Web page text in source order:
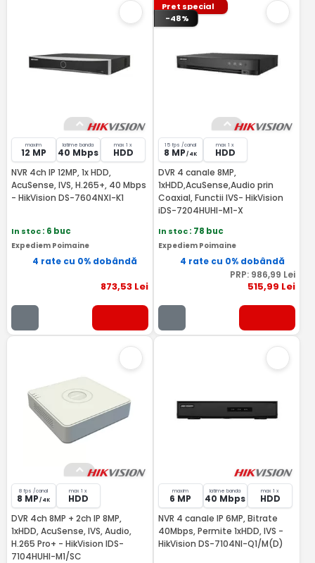
maxim
12 MP
latime banda
40 Mbps
max 1 x
HDD
NVR 4ch IP 12MP, 1x HDD,
AcuSense, IVS, H.265+, 40 Mbps
- HikVision DS-7604NXI-K1
In stoc: 6 buc
Expediem Poimaine
4 rate cu 0% dobândă
873,53Lei
Pret special
-48%
15 fps /canal
8 MP / 4K
max 1 x
HDD
DVR 4 canale 8MP,
1xHDD,AcuSense,Audio prin
Coaxial, Functii IVS- HikVision
iDS-7204HUHI-M1-X
In stoc: 78 buc
Expediem Poimaine
4 rate cu 0% dobândă
PRP: 986,99 Lei
515,99 Lei
8 fps /canal
8 MP / 4K
max 1 x
HDD
DVR 4ch 8MP + 2ch IP 8MP,
1xHDD, AcuSense, IVS, Audio,
H.265 Pro+ - HikVision IDS-
7104HUHI-M1/SC
maxim
6 MP
latime banda
40 Mbps
max 1 x
HDD
NVR 4 canale IP 6MP, Bitrate
40Mbps, Permite 1xHDD, IVS -
HikVision DS-7104NI-Q1/M(D)